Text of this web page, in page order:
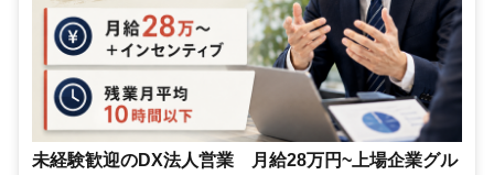
未経験歓迎のDX法人営業 月給28万円~上場企業グル